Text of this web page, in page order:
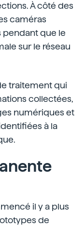
À côté des
caméras
pendant que le
sur le réseau
traitement qui
collectées,
numériques et
à la
il y a plus
de